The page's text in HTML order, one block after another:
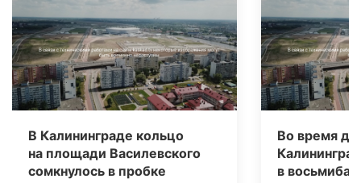
В Калининграде кольцо
на площади Василевского
сомкнулось в пробке
Во время
в